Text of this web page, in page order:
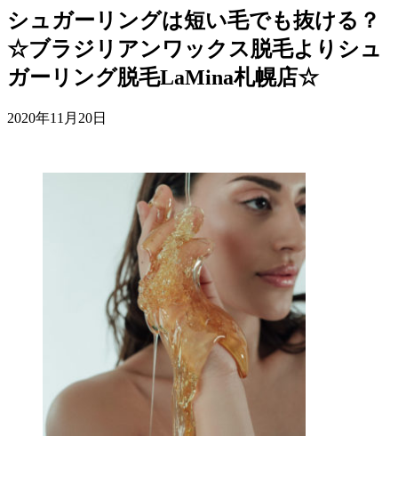
シュガーリングは短い毛でも抜ける？
☆ブラジリアンワックス脱毛よりシュ
ガーリング脱毛LaMina札幌店☆
2020年11月20日